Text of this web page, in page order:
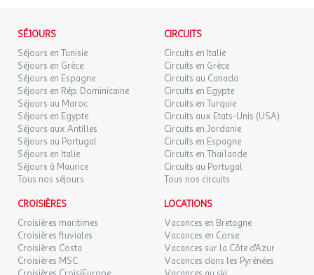
direction Ajat, Cubjac puis LE CHANGE
après Sarliac au lieu dit LAURIERE prendre à gauche et continuez
tout droit jusqu'à Cubjac, à la carriere prendre à droite, le
camping sera à 3mn sur la gauche.
Cet établissement respecte les recommandations
gouvernementales et fait le maximum pour vous accueillir dans
les meilleures conditions. Cependant certaines prestations
peuvent être limitées ou indisponibles.
BENGALI toilé sans sanitaires pour 5 personnes 5
personnes
Bengali tout équipé pour 5 personnes, 2 chambres avec vrais lits,
réfigérateur-congélateur, plaque 2 feux gaz, vaisselle,cafetière
l'agence et le voyagiste ne pourraient être considérés comme
responsables en cas de refus d'entrée sur le territoire par les
autorités locales. L'autorisation de sortie du territoire est
nécessaire pour tout mineur voyageant sans l'un de ses parents
titulaires de l'autorité parentale.
Exactitude des identités :
Les voyageurs doivent s'assurer de l'exactitude des identités
(noms de famille, nom de naissance, prénom, date de naissance,
etc.) de chaque participants au voyage.
06
LUN.
07
SEPT.
89 €
Retour le
09/09/2026
MAR.
08
SEPT.
89 €
Retour le
10/09/2026
MER.
09
SEPT.
89 €
Retour le
10
SEPT.
89 €
12/09/2026
VEN.
11 89 €
Retour le
SÉJOURS
Séjours en Tunisie
Séjours en Grèce
Séjours en Espagne
Séjours en Rép. Dominicaine
Séjours au Maroc
Séjours en Egypte
Séjours aux Antilles
Séjours au Portugal
Séjours en Italie
Séjours à Maurice
Tous nos séjours
CIRCUITS
Circuits en Italie
Circuits en Grèce
Circuits au Canada
Circuits en Egypte
Circuits en Turquie
Circuits aux Etats-Unis (USA)
Circuits en Jordanie
Circuits en Espagne
Circuits en Thaïlande
Circuits au Portugal
Tous nos circuits
CROISIÈRES
Croisières maritimes
Croisières fluviales
Croisières Costa
Croisières MSC
LOCATIONS
Vacances en Bretagne
Vacances en Corse
Vacances sur la Côte d'Azur
Vacances dans les Pyrénées